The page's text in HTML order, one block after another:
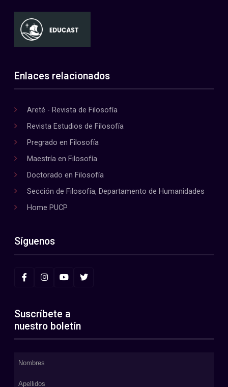
Enlaces relacionados
Areté - Revista de Filosofía
Revista Estudios de Filosofía
Pregrado en Filosofía
Maestría en Filosofía
Doctorado en Filosofía
Sección de Filosofía, Departamento de Humanidades
Home PUCP
Síguenos
Suscríbete a
nuestro boletín